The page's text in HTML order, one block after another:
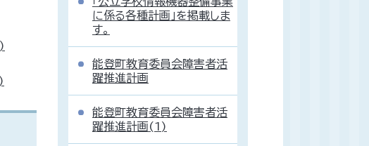
に係る各種計画」を掲載しま
す。
能登町教育委員会障害者活
躍推進計画
能登町教育委員会障害者活
躍推進計画(1)